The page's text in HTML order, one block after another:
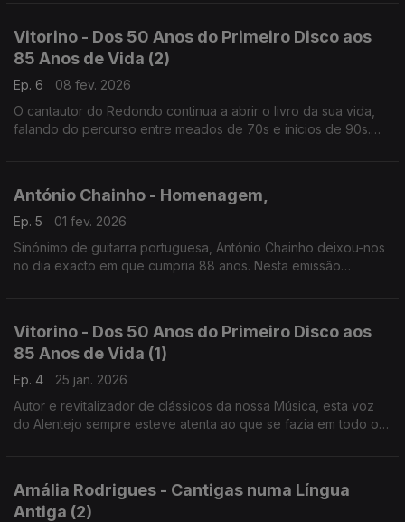
Vitorino - Dos 50 Anos do Primeiro Disco aos
85 Anos de Vida (2)
Ep. 6
08 fev. 2026
O cantautor do Redondo continua a abrir o livro da sua vida,
falando do percurso entre meados de 70s e inícios de 90s.
António Chainho - Homenagem,
Ep. 5
01 fev. 2026
Sinónimo de guitarra portuguesa, António Chainho deixou-nos
no dia exacto em que cumpria 88 anos. Nesta emissão
Vitorino - Dos 50 Anos do Primeiro Disco aos
85 Anos de Vida (1)
Ep. 4
25 jan. 2026
Autor e revitalizador de clássicos da nossa Música, esta voz
do Alentejo sempre esteve atenta ao que se fazia em todo o
Amália Rodrigues - Cantigas numa Língua
Antiga (2)